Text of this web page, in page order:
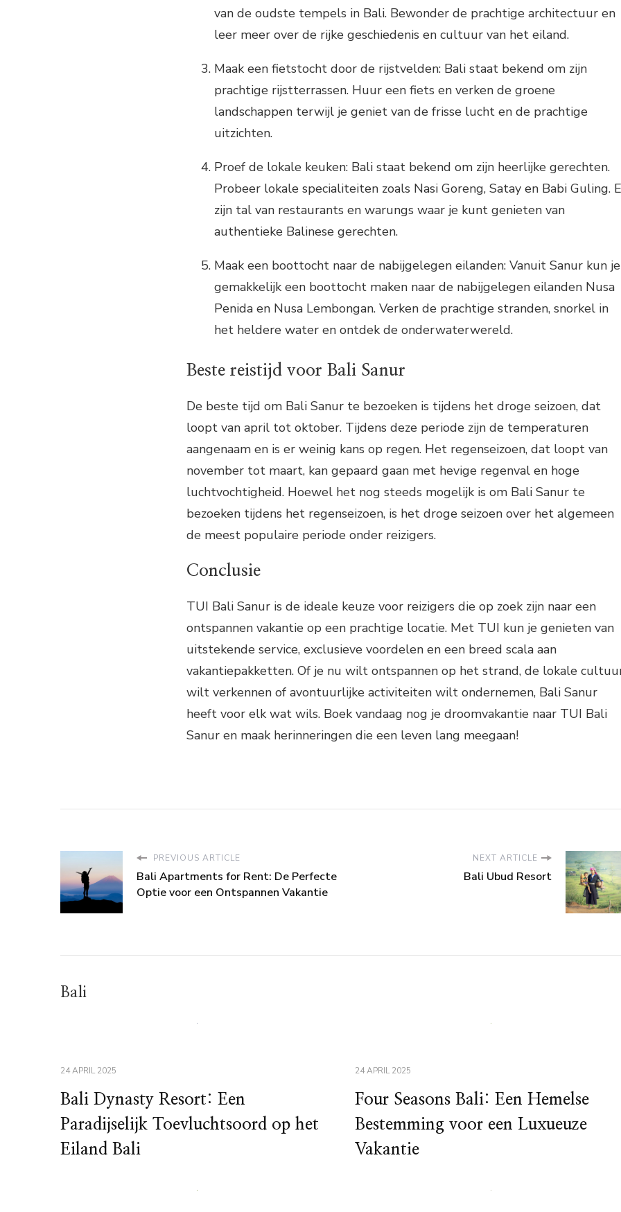
van de oudste tempels in Bali. Bewonder de prachtige architectuur en
leer meer over de rijke geschiedenis en cultuur van het eiland.
Maak een fietstocht door de rijstvelden: Bali staat bekend om zijn
prachtige rijstterrassen. Huur een fiets en verken de groene
landschappen terwijl je geniet van de frisse lucht en de prachtige
uitzichten.
Proef de lokale keuken: Bali staat bekend om zijn heerlijke gerechten.
Probeer lokale specialiteiten zoals Nasi Goreng, Satay en Babi Guling.
zijn tal van restaurants en warungs waar je kunt genieten van
authentieke Balinese gerechten.
Maak een boottocht naar de nabijgelegen eilanden: Vanuit Sanur kun je
gemakkelijk een boottocht maken naar de nabijgelegen eilanden Nusa
Penida en Nusa Lembongan. Verken de prachtige stranden, snorkel in
het heldere water en ontdek de onderwaterwereld.
Beste reistijd voor Bali Sanur
De beste tijd om Bali Sanur te bezoeken is tijdens het droge seizoen, dat
loopt van april tot oktober. Tijdens deze periode zijn de temperaturen
aangenaam en is er weinig kans op regen. Het regenseizoen, dat loopt van
november tot maart, kan gepaard gaan met hevige regenval en hoge
luchtvochtigheid. Hoewel het nog steeds mogelijk is om Bali Sanur te
bezoeken tijdens het regenseizoen, is het droge seizoen over het algemeen
de meest populaire periode onder reizigers.
Conclusie
TUI Bali Sanur is de ideale keuze voor reizigers die op zoek zijn naar een
ontspannen vakantie op een prachtige locatie. Met TUI kun je genieten van
uitstekende service, exclusieve voordelen en een breed scala aan
vakantiepakketten. Of je nu wilt ontspannen op het strand, de lokale
wilt verkennen of avontuurlijke activiteiten wilt ondernemen, Bali Sanur
heeft voor elk wat wils. Boek vandaag nog je droomvakantie naar TUI Bali
Sanur en maak herinneringen die een leven lang meegaan!
PREVIOUS ARTICLE
Bali Apartments for Rent: De Perfecte
Optie voor een Ontspannen Vakantie
NEXT ARTICLE
Bali Ubud Resort
Bali
24 APRIL 2025
Bali Dynasty Resort: Een
Paradijselijk Toevluchtsoord op het
Eiland Bali
24 APRIL 2025
Four Seasons Bali: Een Hemelse
Bestemming voor een Luxueuze
Vakantie